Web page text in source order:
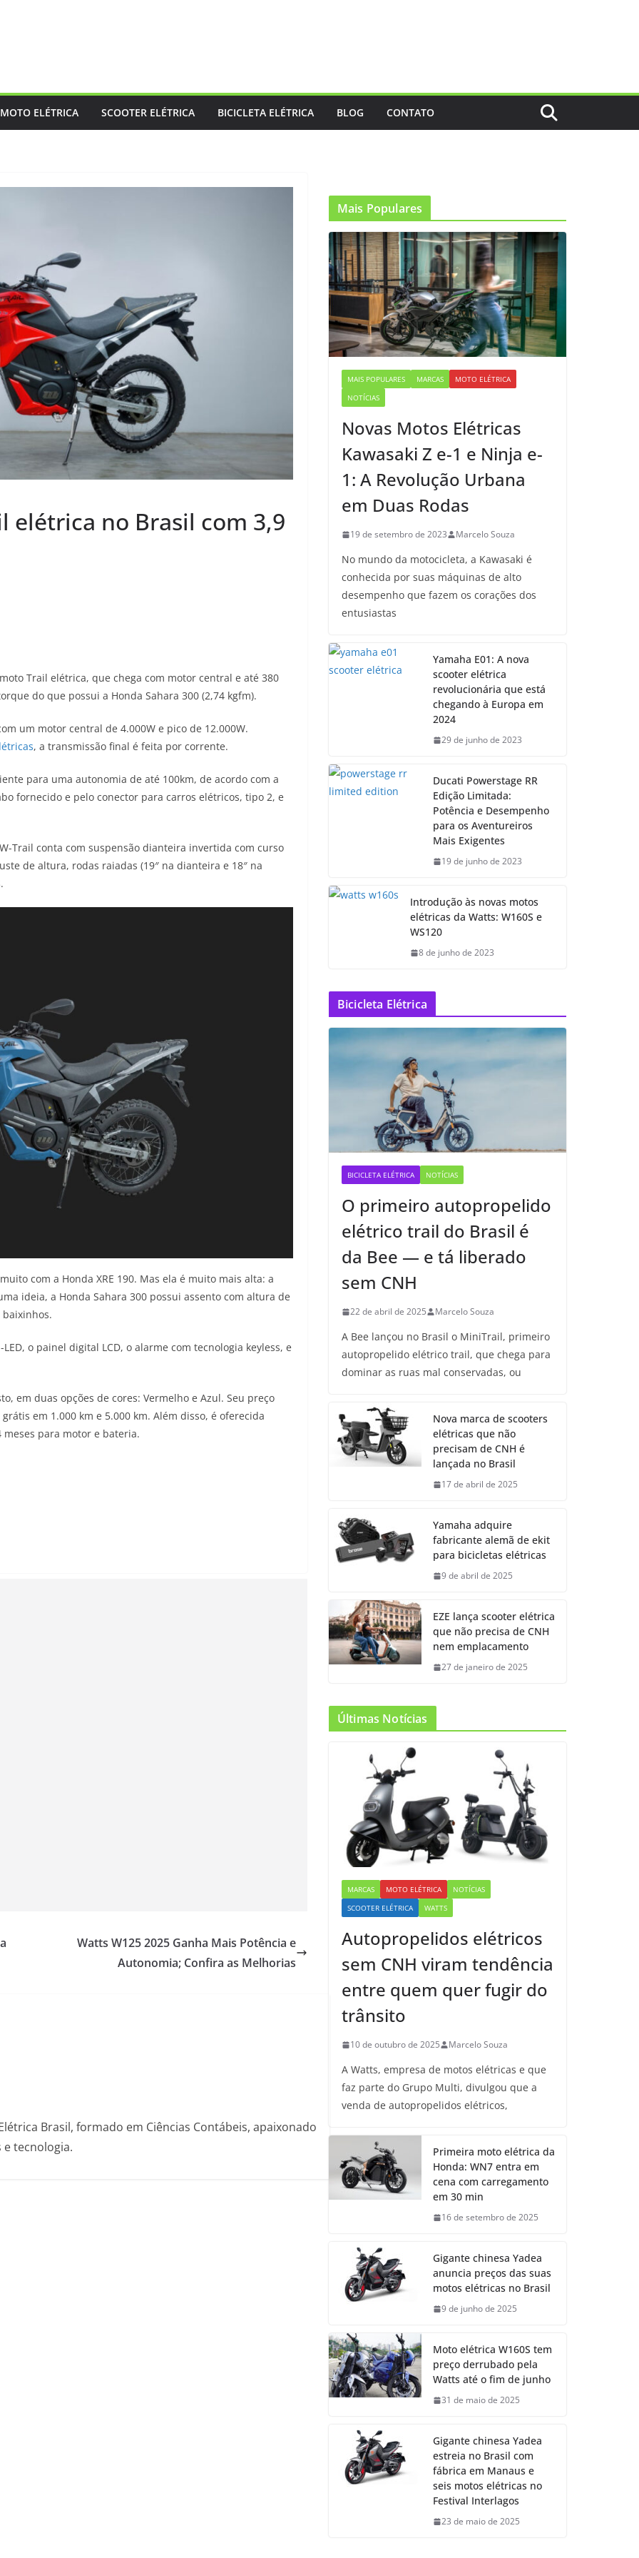
MOTO ELÉTRICA SCOOTER ELÉTRICA BICICLETA ELÉTRICA BLOG CONTATO
elétrica no Brasil com 3,9
Trail elétrica, que chega com motor central e até 380
do que possui a Honda Sahara 300 (2,74 kgfm).
um motor central de 4.000W e pico de 12.000W.
, a transmissão final é feita por corrente.
para uma autonomia de até 100km, de acordo com a
fornecido e pelo conector para carros elétricos, tipo 2, e
Trail conta com suspensão dianteira invertida com curso
de altura, rodas raiadas (19″ na dianteira e 18″ na
com a Honda XRE 190. Mas ela é muito mais alta: a
ideia, a Honda Sahara 300 possui assento com altura de
baixinhos.
o painel digital LCD, o alarme com tecnologia keyless, e
em duas opções de cores: Vermelho e Azul. Seu preço
em 1.000 km e 5.000 km. Além disso, é oferecida
para motor e bateria.
Watts W125 2025 Ganha Mais Potência e
Autonomia; Confira as Melhorias
Brasil, formado em Ciências Contábeis, apaixonado
tecnologia.
Mais Populares
MAIS POPULARES MARCAS
MOTO ELÉTRICA
NOTÍCIAS
Novas Motos Elétricas
Kawasaki Z e-1 e Ninja e-
1: A Revolução Urbana
em Duas Rodas
19 de setembro de 2023 Marcelo Souza
No mundo da motocicleta, a Kawasaki é
conhecida por suas máquinas de alto
desempenho que fazem os corações dos
entusiastas
Yamaha E01: A nova
scooter elétrica
revolucionária que está
chegando à Europa em
2024
29 de junho de 2023
Ducati Powerstage RR
Edição Limitada:
Potência e Desempenho
para os Aventureiros
Mais Exigentes
19 de junho de 2023
Introdução às novas motos
elétricas da Watts: W160S e
WS120
8 de junho de 2023
Bicicleta Elétrica
BICICLETA ELÉTRICA NOTÍCIAS
O primeiro autopropelido
elétrico trail do Brasil é
da Bee — e tá liberado
sem CNH
22 de abril de 2025 Marcelo Souza
A Bee lançou no Brasil o MiniTrail, primeiro
autopropelido elétrico trail, que chega para
dominar as ruas mal conservadas, ou
Nova marca de scooters
elétricas que não
precisam de CNH é
lançada no Brasil
17 de abril de 2025
Yamaha adquire
fabricante alemã de ekit
para bicicletas elétricas
9 de abril de 2025
EZE lança scooter elétrica
que não precisa de CNH
nem emplacamento
27 de janeiro de 2025
Últimas Notícias
MARCAS MOTO ELÉTRICA
NOTÍCIAS
SCOOTER ELÉTRICA
WATTS
Autopropelidos elétricos
sem CNH viram tendência
entre quem quer fugir do
trânsito
10 de outubro de 2025 Marcelo Souza
A Watts, empresa de motos elétricas e que
faz parte do Grupo Multi, divulgou que a
venda de autopropelidos elétricos,
Primeira moto elétrica da
Honda: WN7 entra em
cena com carregamento
em 30 min
16 de setembro de 2025
Gigante chinesa Yadea
anuncia preços das suas
motos elétricas no Brasil
9 de junho de 2025
Moto elétrica W160S tem
preço derrubado pela
Watts até o fim de junho
31 de maio de 2025
Gigante chinesa Yadea
estreia no Brasil com
fábrica em Manaus e
seis motos elétricas no
Festival Interlagos
23 de maio de 2025